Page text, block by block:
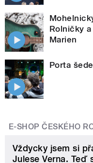
Rolničky
Marien
Porta
E-SHOP ČESKÉHO
Vždycky jsem si
Julese Verna. Teď